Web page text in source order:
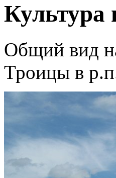
Культура
Общий вид
Троицы в